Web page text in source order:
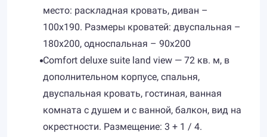
место: раскладная кровать, диван –
100х190. Размеры кроватей: двуспальная –
180х200, односпальная – 90х200
Comfort deluxe suite land view — 72 кв. м, в
дополнительном корпусе, спальня,
двуспальная кровать, гостиная, ванная
комната с душем и с ванной, балкон, вид на
окрестности. Размещение: 3 + 1 / 4.